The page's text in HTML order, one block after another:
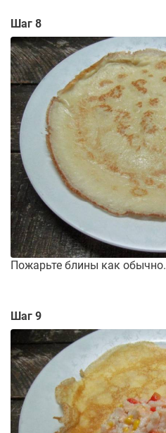
Шаг 8
Пожарьте блины как обычно.
Шаг 9